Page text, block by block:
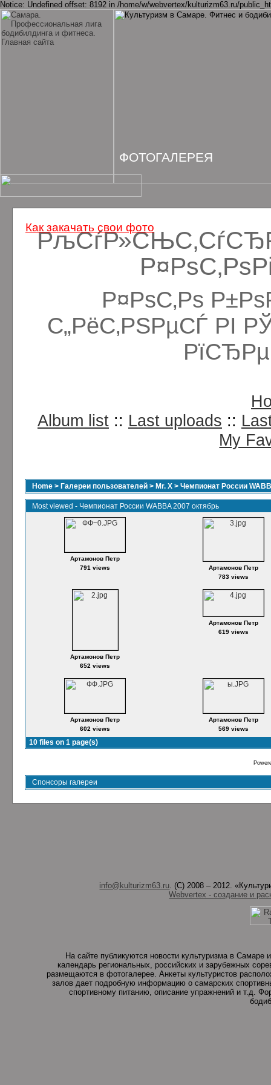
Notice: Undefined offset: 8192 in /home/w/webvertex/kulturizm63.ru/
Р¤РѕС‚Рѕ
С„РёС‚РЅРµСЃ РІ
Album list :: Last uploads ::
My
Home > Галереи пользователей > Mr. X > Чемпионат России
Most viewed - Чемпионат России WABBA 2007 октябрь
Артамонов Петр
791 views
Артамонов Петр
783 views
Артамонов Петр
652 views
Артамонов Петр
619 views
Артамонов Петр
602 views
Артамонов Петр
569 views
10 files on 1 page(s)
Спонсоры галереи
info@kulturizm63.ru. (C) 2008 – 2012.
Webvertex - создание и
На сайте публикуются новости культуризма в
календарь региональных, российских и зарубежных
размещаются в фотогалерее. Анкеты культуристов
залов дает подробную информацию о самарских
спортивному питанию, описание упражнений и т.д.
ФОТОГАЛЕРЕЯ
Как закачать свои фото